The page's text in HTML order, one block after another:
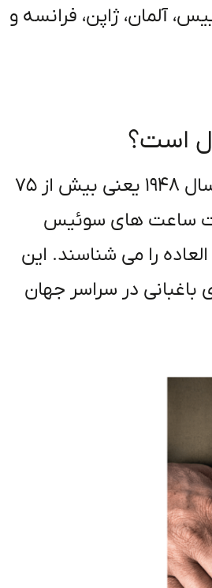
آلمان، ژاپن، فرانسه و
است؟
دستی مخصوص هرس است که از سال ۱۹۴۸ یعنی بیش از ۷۵
سوئیس ساخته می شود. فلکو ۲ به دقت ساعت های سوئیس
را می شناسند. این
در سراسر جهان